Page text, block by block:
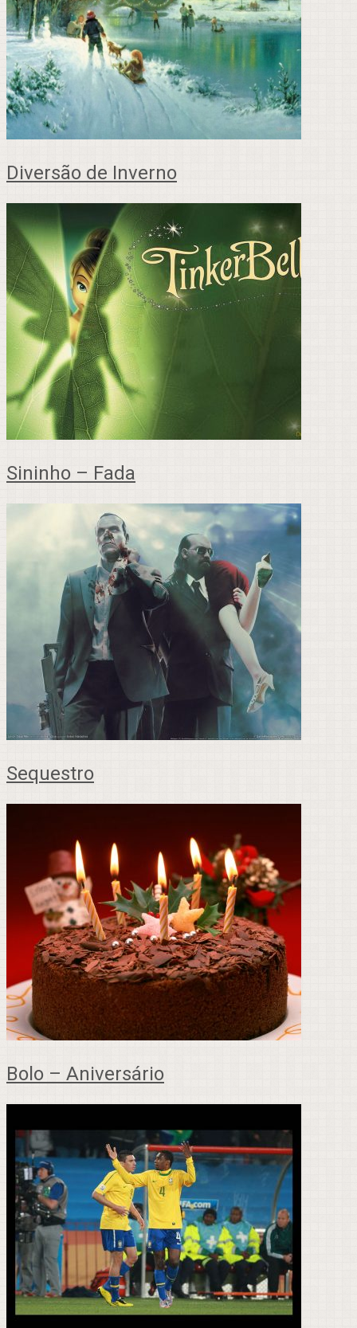
Diversão de Inverno
Sininho – Fada
Sequestro
Bolo – Aniversário